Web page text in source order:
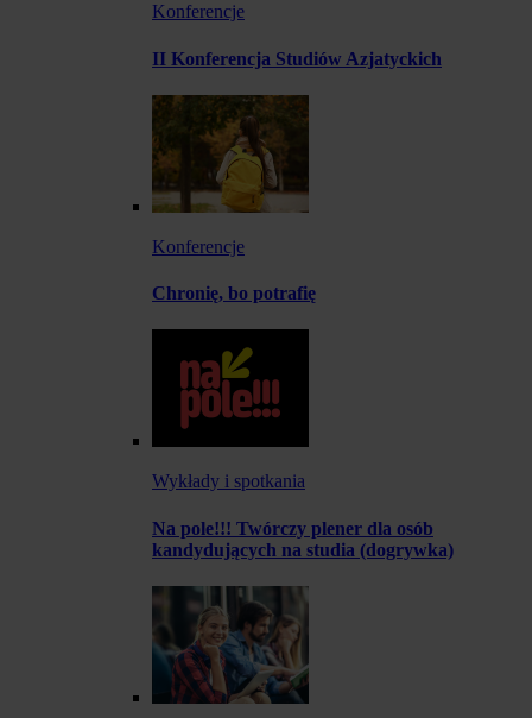
Konferencje
II Konferencja Studiów Azjatyckich
Konferencje
Chronię, bo potrafię
Wykłady i spotkania
Na pole!!! Twórczy plener dla osób
kandydujących na studia (dogrywka)